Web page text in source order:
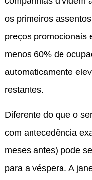
os primeiros
preços promocionais
menos 60% de
automaticamente
restantes.
Diferente do que o
com antecedência
meses antes) pode
para a véspera. A